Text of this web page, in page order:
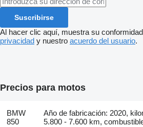
Suscribirse
Al hacer clic aquí, muestra su
privacidad y nuestro acuerdo del usuario.
Precios para motos
BMW
850
Año de fabricación: 2020,
5.800 - 7.600 km,